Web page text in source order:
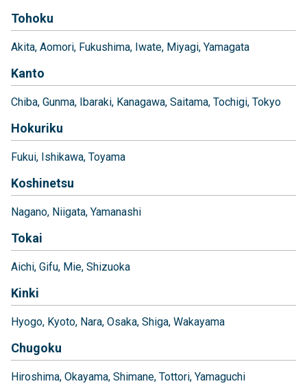
Tohoku
Akita Aomori Fukushima Iwate Miyagi Yamagata
Kanto
Chiba Gunma Ibaraki Kanagawa Saitama Tochigi Tokyo
Hokuriku
Fukui Ishikawa Toyama
Koshinetsu
Nagano Niigata Yamanashi
Tokai
Aichi Gifu Mie Shizuoka
Kinki
Hyogo Kyoto Nara Osaka Shiga Wakayama
Chugoku
Hiroshima Okayama Shimane Tottori Yamaguchi